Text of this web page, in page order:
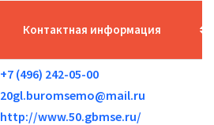
Контактная информация
+7 (496) 242-05-00
20gl.buromsemo@mail.ru
http://www.50.gbmse.ru/